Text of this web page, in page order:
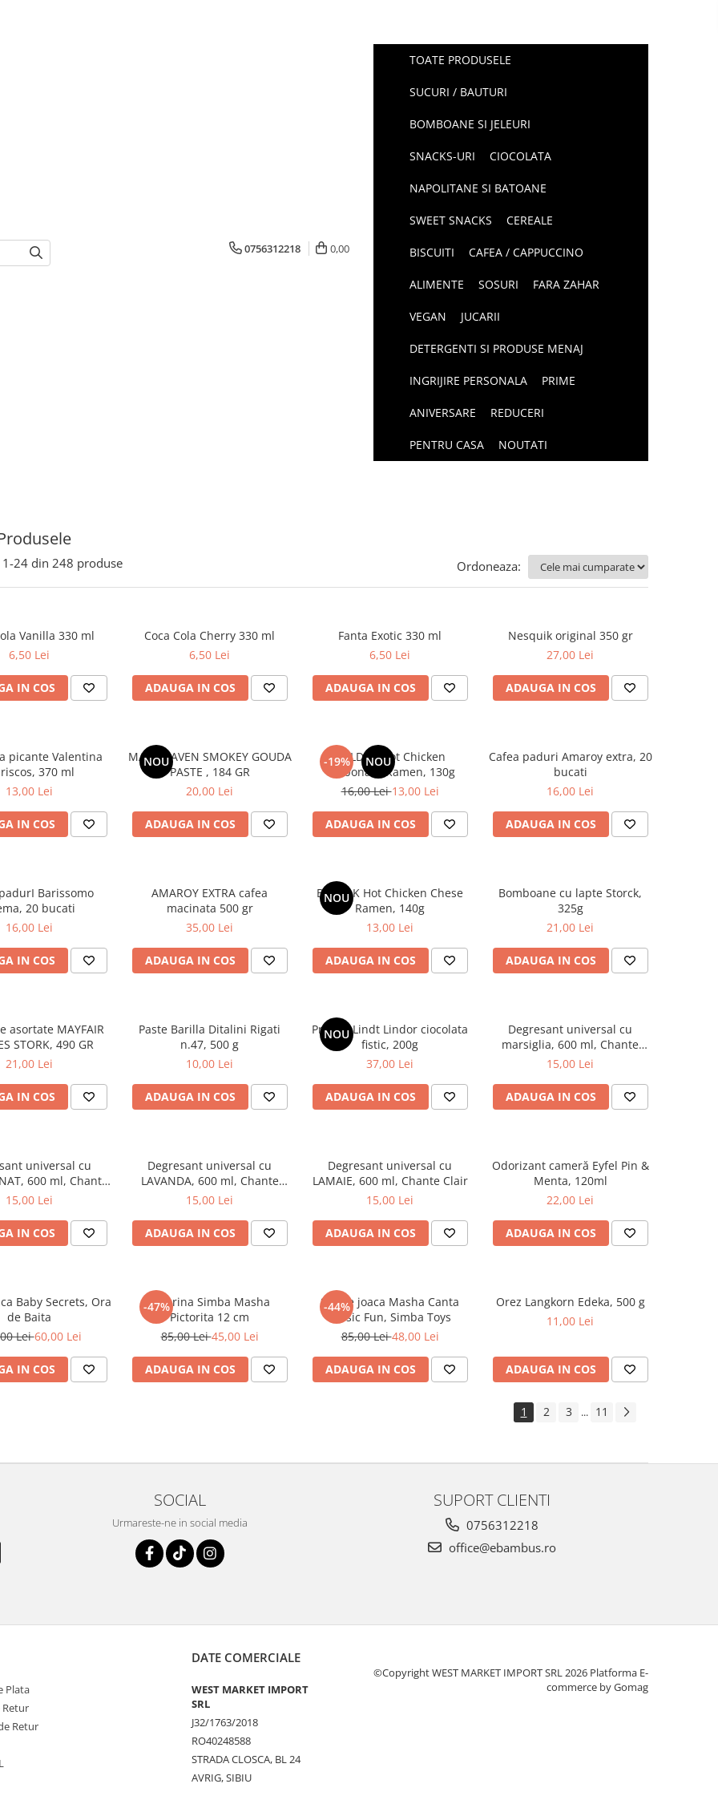
0756312218 0,00
TOATE PRODUSELE
SUCURI / BAUTURI
BOMBOANE SI JELEURI
SNACKS-URI CIOCOLATA
NAPOLITANE SI BATOANE
SWEET SNACKS CEREALE
BISCUITI CAFEA / CAPPUCCINO
ALIMENTE SOSURI FARA ZAHAR
VEGAN JUCARII
DETERGENTI SI PRODUSE MENAJ
INGRIJIRE PERSONALA PRIME
ANIVERSARE REDUCERI
PENTRU CASA NOUTATI
1-24 din 248 produse Ordoneaza:
Vanilla 330 ml
6,50 Lei
IN COS
Coca Cola Cherry 330 ml
6,50 Lei
ADAUGA IN COS
Fanta Exotic 330 ml
6,50 Lei
ADAUGA IN COS
Nesquik original 350 gr
27,00 Lei
ADAUGA IN COS
picante Valentina
370 ml
13,00 Lei
IN COS
NOU
MAC HEAVEN SMOKEY GOUDA
PASTE , 184 GR
20,00 Lei
ADAUGA IN COS
-19% NOU
BULDAK Hot Chicken
Carbonara Ramen, 130g
16,00 Lei13,00 Lei
ADAUGA IN COS
Cafea paduri Amaroy extra, 20
bucati
16,00 Lei
ADAUGA IN COS
Barissomo
20 bucati
16,00 Lei
IN COS
AMAROY EXTRA cafea
macinata 500 gr
35,00 Lei
ADAUGA IN COS
NOU
BULDAK Hot Chicken Chese
Ramen, 140g
13,00 Lei
ADAUGA IN COS
Bomboane cu lapte Storck,
325g
21,00 Lei
ADAUGA IN COS
asortate MAYFAIR
STORK, 490 GR
21,00 Lei
IN COS
Paste Barilla Ditalini Rigati
n.47, 500 g
10,00 Lei
ADAUGA IN COS
NOU
Praline Lindt Lindor ciocolata
fistic, 200g
37,00 Lei
ADAUGA IN COS
Degresant universal cu
marsiglia, 600 ml, Chante
Clair
15,00 Lei
ADAUGA IN COS
universal cu
600 ml, Chante
Clair
15,00 Lei
IN COS
Degresant universal cu
LAVANDA, 600 ml, Chante
Clair
15,00 Lei
ADAUGA IN COS
Degresant universal cu
LAMAIE, 600 ml, Chante Clair
15,00 Lei
ADAUGA IN COS
Odorizant cameră Eyfel Pin &
Menta, 120ml
22,00 Lei
ADAUGA IN COS
Baby Secrets, Ora
de Baita
Lei60,00 Lei
IN COS
-47%
Figurina Simba Masha
Pictorita 12 cm
85,00 Lei45,00 Lei
ADAUGA IN COS
-44%
Set de joaca Masha Canta
Music Fun, Simba Toys
85,00 Lei48,00 Lei
ADAUGA IN COS
Orez Langkorn Edeka, 500 g
11,00 Lei
ADAUGA IN COS
1 2 3 ... 11
SOCIAL
Urmareste-ne in social media
SUPORT CLIENTI
0756312218
office@ebambus.ro
Plata
Retur
Retur
DATE COMERCIALE
WEST MARKET IMPORT
SRL
J32/1763/2018
RO40248588
STRADA CLOSCA, BL 24
AVRIG, SIBIU
©Copyright WEST MARKET IMPORT SRL 2026 Platforma E-
commerce by Gomag